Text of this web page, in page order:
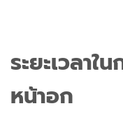
ระยะเวลาใ
หน้าอก